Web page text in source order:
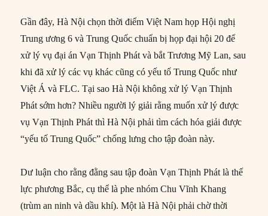
Gần đây, Hà Nội chọn thời điểm Việt Nam họp Hội nghị
Trung ương 6 và Trung Quốc chuẩn bị họp đại hội 20 để
xử lý vụ đại án Vạn Thịnh Phát và bắt Trương Mỹ Lan, sau
khi đã xử lý các vụ khác cũng có yếu tố Trung Quốc như
Việt Á và FLC. Tại sao Hà Nội không xử lý Vạn Thịnh
Phát sớm hơn? Nhiều người lý giải rằng muốn xử lý được
vụ Vạn Thịnh Phát thì Hà Nội phải tìm cách hóa giải được
“yếu tố Trung Quốc” chống lưng cho tập đoàn này.
Dư luận cho rằng đằng sau tập đoàn Vạn Thịnh Phát là thế
lực phương Bắc, cụ thể là phe nhóm Chu Vĩnh Khang
(trùm an ninh và dầu khí). Một là Hà Nội phải chờ thời